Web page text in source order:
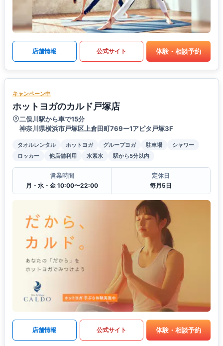
店舗情報 公式サイト 体験・相談予約
キャンペーン中
ホットヨガのカルド戸塚店
二俣川駅から車で15分
神奈川県横浜市戸塚区上倉田町769ー1アピタ戸塚3F
タオルレンタル ホットヨガ グループヨガ 駐車場
シャワー
ロッカー
他店舗利用 水素水 駅から5分以内
営業時間
月・水・金 10:00〜22:00
定休日
毎月5日
店舗情報 公式サイト 体験・相談予約